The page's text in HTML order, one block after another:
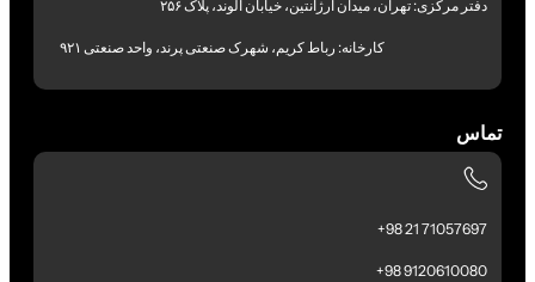
دفتر مرکزی: تهران، میدان آرژانتین، خیابان الوند، پلاک ۲۵۶
کارخانه: رباط کریم، شهرک صنعتی پرند، واحد صنعتی ۹۲۱
تماس
71057697 21 98+
9120610080 98+